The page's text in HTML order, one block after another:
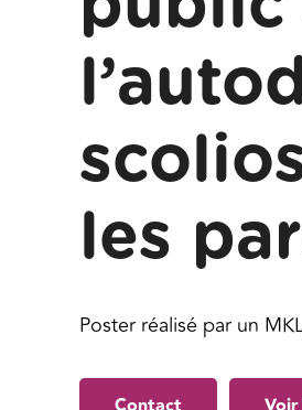
les
Poster réalisé par un